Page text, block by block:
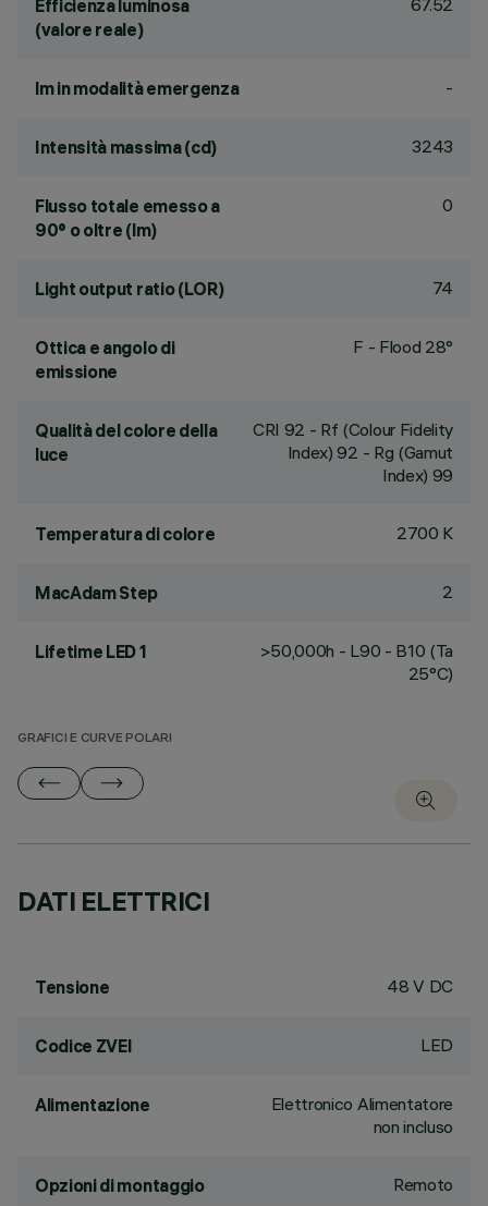
Efficienza luminosa
(valore reale)
67.52
lm in modalità emergenza -
Intensità massima (cd) 3243
Flusso totale emesso a
90° o oltre (lm)
0
Light output ratio (LOR) 74
Ottica e angolo di
emissione
F - Flood 28°
Qualità del colore della
luce
CRI 92 - Rf (Colour Fidelity
Index) 92 - Rg (Gamut
Index) 99
Temperatura di colore 2700 K
MacAdam Step 2
Lifetime LED 1
>50,000h - L90 - B10 (Ta
25°C)
GRAFICI E CURVE POLARI
DATI ELETTRICI
Tensione 48 V DC
Codice ZVEI LED
Alimentazione
Elettronico Alimentatore
non incluso
Opzioni di montaggio Remoto